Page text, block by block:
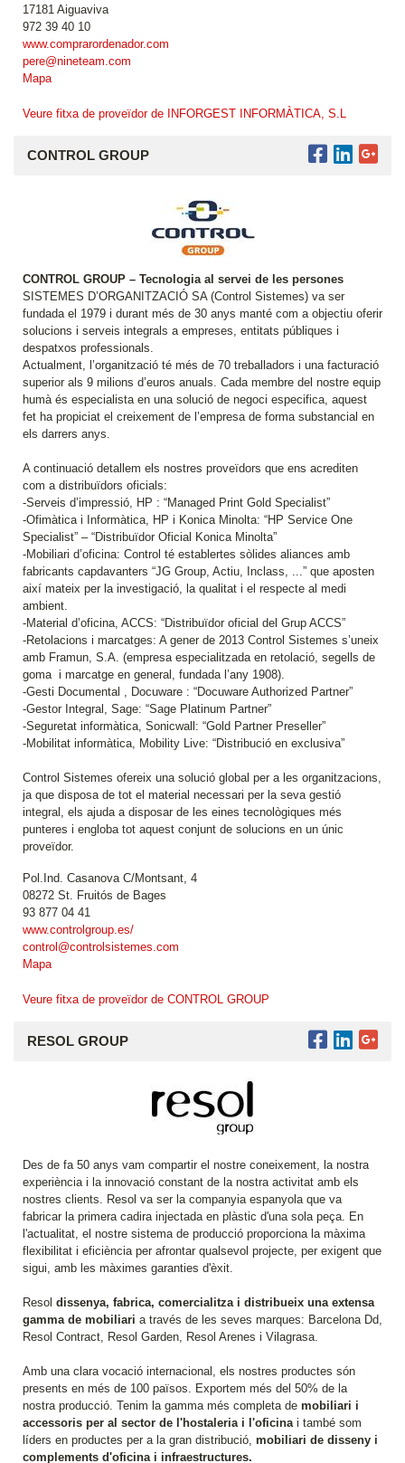
17181 Aiguaviva
972 39 40 10
www.comprarordenador.com
pere@nineteam.com
Mapa
Veure fitxa de proveïdor de INFORGEST INFORMÀTICA, S.L
CONTROL GROUP
CONTROL GROUP – Tecnologia al servei de les persones
SISTEMES D’ORGANITZACIÓ SA (Control Sistemes) va ser
fundada el 1979 i durant més de 30 anys manté com a objectiu oferir
solucions i serveis integrals a empreses, entitats públiques i
despatxos professionals.
Actualment, l’organització té més de 70 treballadors i una facturació
superior als 9 milions d’euros anuals. Cada membre del nostre equip
humà és especialista en una solució de negoci especifica, aquest
fet ha propiciat el creixement de l’empresa de forma substancial en
els darrers anys.
A continuació detallem els nostres proveïdors que ens acrediten
com a distribuïdors oficials:
-Serveis d’impressió, HP : “Managed Print Gold Specialist”
-Ofimàtica i Informàtica, HP i Konica Minolta: “HP Service One
Specialist” – “Distribuïdor Oficial Konica Minolta”
-Mobiliari d’oficina: Control té establertes sòlides aliances amb
fabricants capdavanters “JG Group, Actiu, Inclass, ...” que aposten
així mateix per la investigació, la qualitat i el respecte al medi
ambient.
-Material d’oficina, ACCS: “Distribuïdor oficial del Grup ACCS”
-Retolacions i marcatges: A gener de 2013 Control Sistemes s’uneix
amb Framun, S.A. (empresa especialitzada en retolació, segells de
goma i marcatge en general, fundada l’any 1908).
-Gesti Documental , Docuware : “Docuware Authorized Partner”
-Gestor Integral, Sage: “Sage Platinum Partner”
-Seguretat informàtica, Sonicwall: “Gold Partner Preseller”
-Mobilitat informàtica, Mobility Live: “Distribució en exclusiva”
Control Sistemes ofereix una solució global per a les organitzacions,
ja que disposa de tot el material necessari per la seva gestió
integral, els ajuda a disposar de les eines tecnològiques més
punteres i engloba tot aquest conjunt de solucions en un únic
proveïdor.
Pol.Ind. Casanova C/Montsant, 4
08272 St. Fruitós de Bages
93 877 04 41
www.controlgroup.es/
control@controlsistemes.com
Mapa
Veure fitxa de proveïdor de CONTROL GROUP
RESOL GROUP
Des de fa 50 anys vam compartir el nostre coneixement, la nostra
experiència i la innovació constant de la nostra activitat amb els
nostres clients. Resol va ser la companyia espanyola que va
fabricar la primera cadira injectada en plàstic d'una sola peça. En
l'actualitat, el nostre sistema de producció proporciona la màxima
flexibilitat i eficiència per afrontar qualsevol projecte, per exigent que
sigui, amb les màximes garanties d'èxit.
Resol dissenya, fabrica, comercialitza i distribueix una extensa
gamma de mobiliari a través de les seves marques: Barcelona Dd,
Resol Contract, Resol Garden, Resol Arenes i Vilagrasa.
Amb una clara vocació internacional, els nostres productes són
presents en més de 100 països. Exportem més del 50% de la
nostra producció. Tenim la gamma més completa de mobiliari i
accessoris per al sector de l'hostaleria i l'oficina i també som
líders en productes per a la gran distribució, mobiliari de disseny i
complements d'oficina i infraestructures.